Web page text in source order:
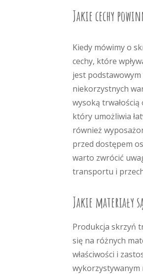
Jakie cechy
Kiedy mówimy o
cechy, które
jest
niekorzystnych
wysoką
który umożliwia
również
przed dostępem
warto zwrócić
transportu i
Jakie materiały
Produkcja skrzyń
się na różnych
właściwości i
wykorzystywanym